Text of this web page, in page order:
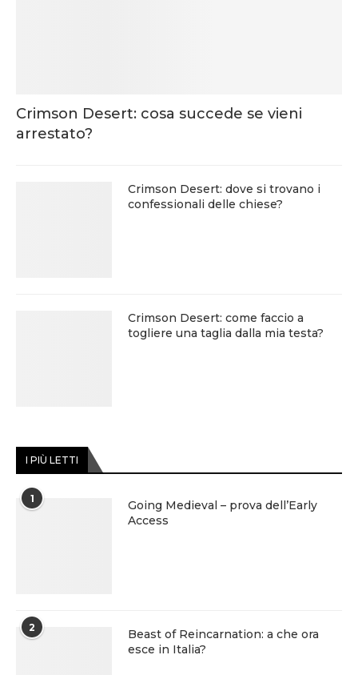
Crimson Desert: cosa succede se vieni
arrestato?
Crimson Desert: dove si trovano i
confessionali delle chiese?
Crimson Desert: come faccio a
togliere una taglia dalla mia testa?
I PIÙ LETTI
1
Going Medieval – prova dell’Early
Access
2
Beast of Reincarnation: a che ora
esce in Italia?